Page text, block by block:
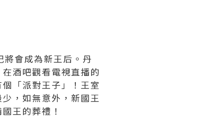
會成為新王后。丹
酒吧觀看電視直播的
「派對王子」！王室
，如無意外，新國王
王的葬禮！